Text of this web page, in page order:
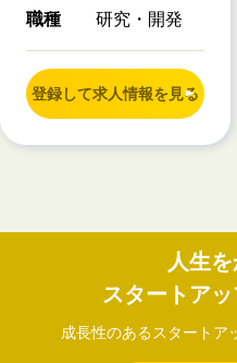
職種 研究・開発
登録して求人情報を見る
人生を
スタートアッ
成長性のあるスタートア